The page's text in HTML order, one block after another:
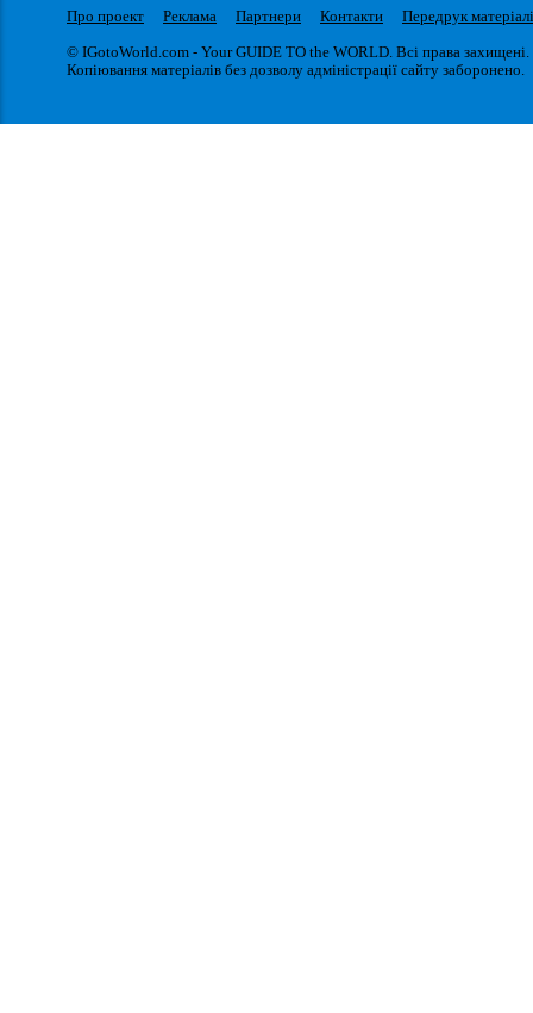
Про проект Реклама Партнери Контакти
Передрук
© IGotoWorld.com - Your GUIDE TO the WORLD. Всі права захищені.
Копіювання матеріалів без дозволу адміністрації сайту заборонено.